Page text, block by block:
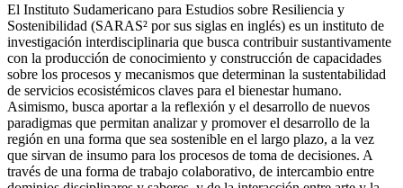
El Instituto Sudamericano para Estudios sobre Resiliencia y
Sostenibilidad (SARAS² por sus siglas en inglés) es un instituto de
investigación interdisciplinaria que busca contribuir sustantivamente
con la producción de conocimiento y construcción de capacidades
sobre los procesos y mecanismos que determinan la sustentabilidad
de servicios ecosistémicos claves para el bienestar humano.
Asimismo, busca aportar a la reflexión y el desarrollo de nuevos
paradigmas que permitan analizar y promover el desarrollo de la
región en una forma que sea sostenible en el largo plazo, a la vez
que sirvan de insumo para los procesos de toma de decisiones. A
través de una forma de trabajo colaborativo, de intercambio entre